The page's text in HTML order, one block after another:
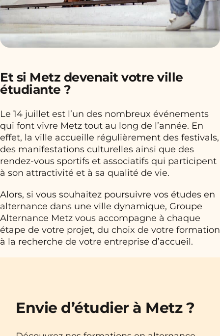
Et si Metz devenait votre ville
étudiante ?
Le 14 juillet est l’un des nombreux événements
qui font vivre Metz tout au long de l’année. En
effet, la ville accueille régulièrement des festivals,
des manifestations culturelles ainsi que des
rendez-vous sportifs et associatifs qui participent
à son attractivité et à sa qualité de vie.
Alors, si vous souhaitez poursuivre vos études en
alternance dans une ville dynamique, Groupe
Alternance Metz vous accompagne à chaque
étape de votre projet, du choix de votre formation
à la recherche de votre entreprise d’accueil.
Envie d’étudier à Metz ?